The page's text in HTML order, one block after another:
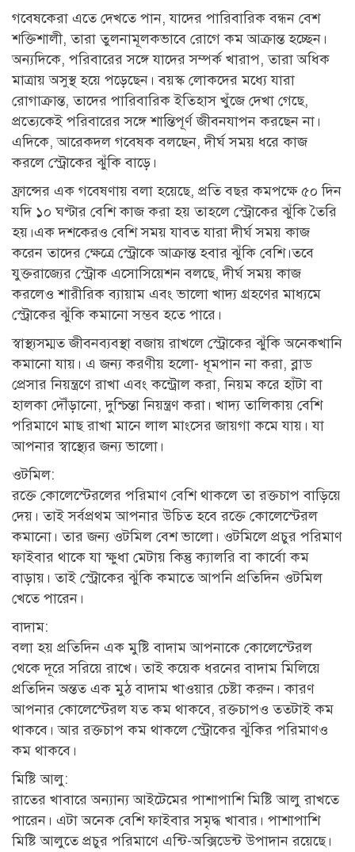
গবেষকেরা এতে দেখতে পান, যাদের পারিবারিক বন্ধন বেশ
শক্তিশালী, তারা তুলনামূলকভাবে রোগে কম আক্রান্ত হচ্ছেন।
অন্যদিকে, পরিবারের সঙ্গে যাদের সম্পর্ক খারাপ, তারা অধিক
মাত্রায় অসুস্থ হয়ে পড়েছেন। বয়স্ক লোকদের মধ্যে যারা
রোগাক্রান্ত, তাদের পারিবারিক ইতিহাস খুঁজে দেখা গেছে,
প্রত্যেকেই পরিবারের সঙ্গে শান্তিপূর্ণ জীবনযাপন করছেন না।
এদিকে, আরেকদল গবেষক বলছেন, দীর্ঘ সময় ধরে কাজ
করলে স্ট্রোকের ঝুঁকি বাড়ে।
ফ্রান্সের এক গবেষণায় বলা হয়েছে, প্রতি বছর কমপক্ষে ৫০ দিন
যদি ১০ ঘণ্টার বেশি কাজ করা হয় তাহলে স্ট্রোকের ঝুঁকি তৈরি
হয়।এক দশকেরও বেশি সময় যাবত যারা দীর্ঘ সময় কাজ
করেন তাদের ক্ষেত্রে স্ট্রোকে আক্রান্ত হবার ঝুঁকি বেশি।তবে
যুক্তরাজ্যের স্ট্রোক এসোসিয়েশন বলছে, দীর্ঘ সময় কাজ
করলেও শারীরিক ব্যায়াম এবং ভালো খাদ্য গ্রহণের মাধ্যমে
স্ট্রোকের ঝুঁকি কমানো সম্ভব হতে পারে।
স্বাস্থ্যসম্মত জীবনব্যবস্থা বজায় রাখলে স্ট্রোকের ঝুঁকি অনেকখানি
কমানো যায়। এ জন্য করণীয় হলো- ধূমপান না করা, ব্লাড
প্রেসার নিয়ন্ত্রণে রাখা এবং কন্ট্রোল করা, নিয়ম করে হাঁটা বা
হালকা দৌঁড়ানো, দুশ্চিন্তা নিয়ন্ত্রণ করা। খাদ্য তালিকায় বেশি
পরিমাণে মাছ রাখা মানে লাল মাংসের জায়গা কমে যায়। যা
আপনার স্বাস্থ্যের জন্য ভালো।
ওটমিল:
রক্তে কোলেস্টেরলের পরিমাণ বেশি থাকলে তা রক্তচাপ বাড়িয়ে
দেয়। তাই সর্বপ্রথম আপনার উচিত হবে রক্তে কোলেস্টেরল
কমানো। তার জন্য ওটমিল বেশ ভালো। ওটমিলে প্রচুর পরিমাণ
ফাইবার থাকে যা ক্ষুধা মেটায় কিন্তু ক্যালরি বা কার্বো কম
বাড়ায়। তাই স্ট্রোকের ঝুঁকি কমাতে আপনি প্রতিদিন ওটমিল
খেতে পারেন।
বাদাম:
বলা হয় প্রতিদিন এক মুষ্টি বাদাম আপনাকে কোলেস্টেরল
থেকে দূরে সরিয়ে রাখে। তাই কয়েক ধরনের বাদাম মিলিয়ে
প্রতিদিন অন্তত এক মুঠ বাদাম খাওয়ার চেষ্টা করুন। কারণ
আপনার কোলেস্টেরল যত কম থাকবে, রক্তচাপও ততটাই কম
থাকবে। আর রক্তচাপ কম থাকলে স্ট্রোকের ঝুঁকির পরিমাণও
কম থাকবে।
মিষ্টি আলু:
রাতের খাবারে অন্যান্য আইটেমের পাশাপাশি মিষ্টি আলু রাখতে
পারেন। এটা অনেক বেশি ফাইবার সমৃদ্ধ খাবার। পাশাপাশি
মিষ্টি আলুতে প্রচুর পরিমাণে এন্টি-অক্সিডেন্ট উপাদান রয়েছে।